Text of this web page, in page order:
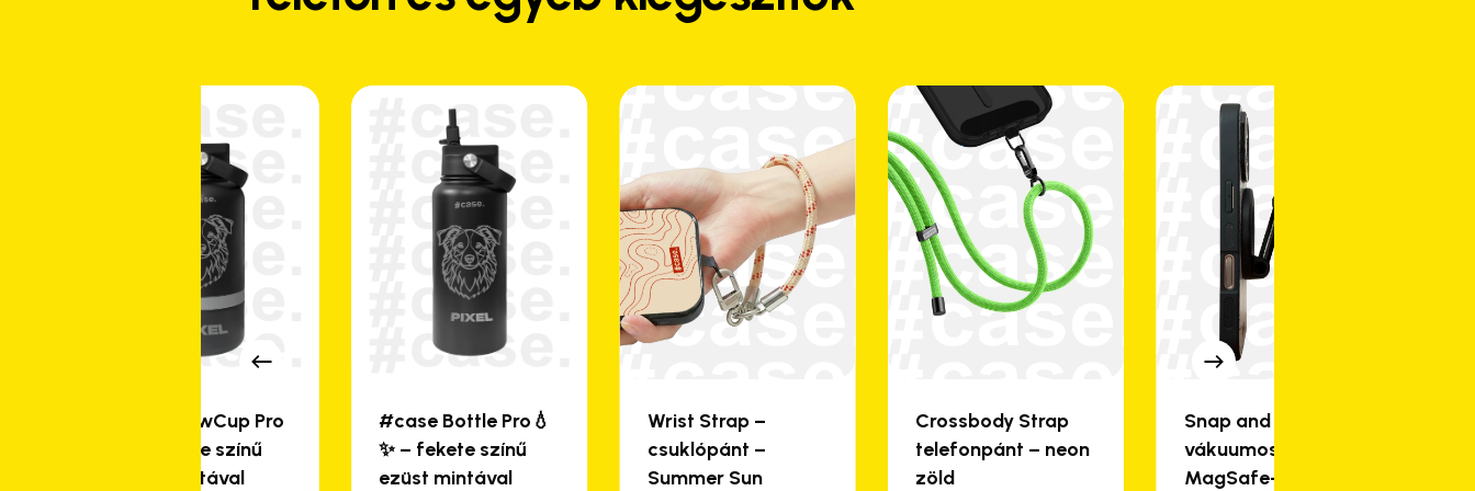
termékoldalon
Wrist Strap –
csuklópánt –
Summer Sun
Crossbody Strap
telefonpánt – neon
zöld
Snap and Drive –
vákuumos
MagSafe-es autós
#case PawCup Pro
🐾 – fekete színű
ezüst mintával
#case Bottle Pro💧
✨ – fekete színű
ezüst mintával